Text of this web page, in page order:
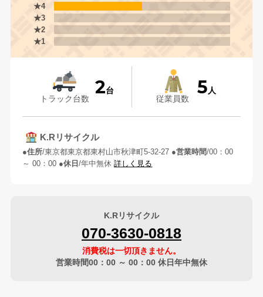
★4
★3
★2
★1
トラック台数
2台
従業員数
5 人
K.Rリサイクル
住所 東京都東京都東村山市秋津町5-32-27 営業時間 00：00
～ 00：00
休日 年中無休 詳しく見る
K.Rリサイクル
070-3630-0818
消費税は一切頂きません。
営業時間00：00 ～ 00：00 休日年中無休